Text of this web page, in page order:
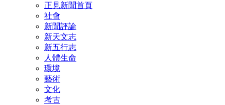
正見新聞首頁
社會
新聞評論
新天文志
新五行志
人體生命
環境
藝術
文化
考古